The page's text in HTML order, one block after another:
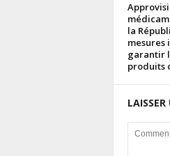
la
mesures
garantir
produits